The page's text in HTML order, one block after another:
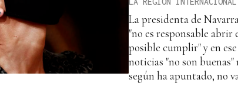
La presidenta de
"no es responsable abrir
posible cumplir" y en
noticias "no son buenas"
según ha apuntado, no